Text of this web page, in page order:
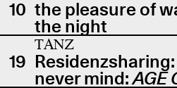
10 the pleasure of
the night
19
TANZ
never mind:AGE